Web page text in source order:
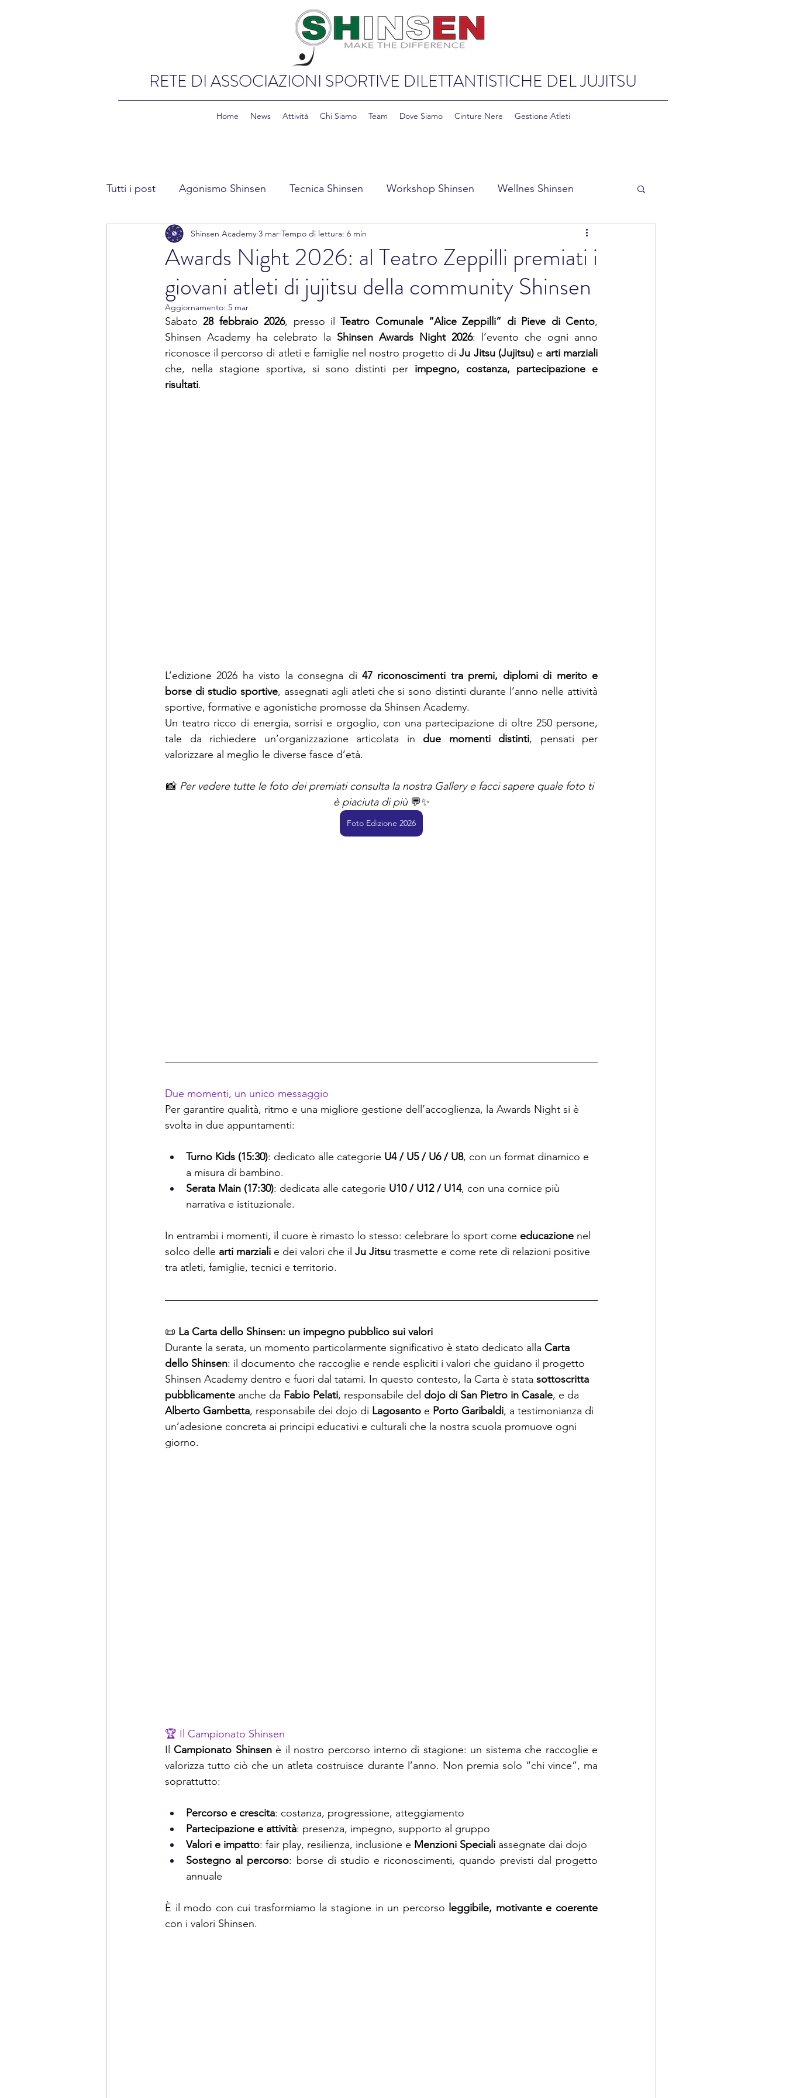
RETE DI ASSOCIAZIONI SPORTIVE DILETTANTISTICHE DEL JUJITSU
Home News Attività Chi Siamo Team Dove Siamo Cinture Nere Gestione Atleti
Tutti i post Agonismo Shinsen Tecnica Shinsen Workshop Shinsen Wellnes Shinsen
Fitness Shinsen Academy Shinsen Education & Cultura Shinsen
Awards Night 2026: al Teatro Zeppilli premiati i
giovani atleti di jujitsu della community Shinsen
Shinsen Academy 3 mar Tempo di lettura: 6 min
Aggiornamento: 5 mar
Sabato 28 febbraio 2026, presso il Teatro Comunale “Alice Zeppilli” di Pieve di Cento,
Shinsen Academy ha celebrato la Shinsen Awards Night 2026: l’evento che ogni anno
riconosce il percorso di atleti e famiglie nel nostro progetto di Ju Jitsu (Jujitsu) e
che, nella stagione sportiva, si sono distinti per impegno, costanza, partecipazione e
risultati.
L’edizione 2026 ha visto la consegna di 47 riconoscimenti tra premi, diplomi di merito e
borse di studio sportive, assegnati agli atleti che si sono distinti durante l’anno nelle attività
sportive, formative e agonistiche promosse da Shinsen Academy.
Un teatro ricco di energia, sorrisi e orgoglio, con una partecipazione di oltre 250 persone,
tale da richiedere un’organizzazione articolata in due momenti distinti, pensati per
valorizzare al meglio le diverse fasce d’età.
📸 Per vedere tutte le foto dei premiati consulta la nostra Gallery e facci sapere quale foto ti
è piaciuta di più 💬✨
Foto Edizione 2026
Due momenti, un unico messaggio
Per garantire qualità, ritmo e una migliore gestione dell’accoglienza, la Awards Night si è
svolta in due appuntamenti:
Turno Kids (15:30): dedicato alle categorie U4 / U5 / U6 / U8, con un format dinamico e
a misura di bambino.
Serata Main (17:30): dedicata alle categorie U10 / U12 / U14, con una cornice più
narrativa e istituzionale.
In entrambi i momenti, il cuore è rimasto lo stesso: celebrare lo sport come educazione nel
solco delle arti marziali e dei valori che il Ju Jitsu trasmette e come rete di relazioni positive
tra atleti, famiglie, tecnici e territorio.
📜 La Carta dello Shinsen: un impegno pubblico sui valori
Durante la serata, un momento particolarmente significativo è stato dedicato alla Carta
dello Shinsen: il documento che raccoglie e rende espliciti i valori che guidano il progetto
Shinsen Academy dentro e fuori dal tatami. In questo contesto, la Carta è stata sottoscritta
pubblicamente anche da Fabio Pelati, responsabile del dojo di San Pietro in Casale, e da
Alberto Gambetta, responsabile dei dojo di Lagosanto e Porto Garibaldi, a testimonianza di
un’adesione concreta ai principi educativi e culturali che la nostra scuola promuove ogni
giorno.
🏆 Il Campionato Shinsen
Il Campionato Shinsen è il nostro percorso interno di stagione: un sistema che raccoglie e
valorizza tutto ciò che un atleta costruisce durante l’anno. Non premia solo “chi vince”, ma
soprattutto:
Percorso e crescita: costanza, progressione, atteggiamento
Partecipazione e attività: presenza, impegno, supporto al gruppo
Valori e impatto: fair play, resilienza, inclusione e Menzioni Speciali assegnate dai dojo
Sostegno al percorso: borse di studio e riconoscimenti, quando previsti dal progetto
annuale
È il modo con cui trasformiamo la stagione in un percorso leggibile, motivante e coerente
con i valori Shinsen.